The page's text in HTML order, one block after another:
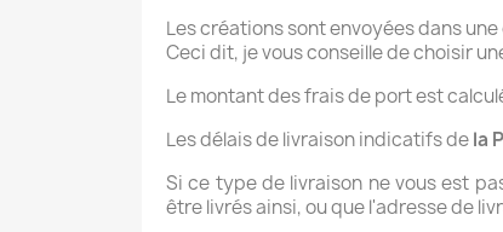
Les créations sont envoyées dans une
Ceci dit, je vous conseille de choisir
Le montant des frais de port est
Les délais de livraison indicatifs dela
Si ce type de livraison ne vous est
être livrés ainsi, ou que l'adresse de